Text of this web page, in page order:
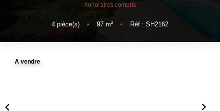
honoraires compris
4 pièce(s) • 97 m² • Réf : SH2162
A vendre